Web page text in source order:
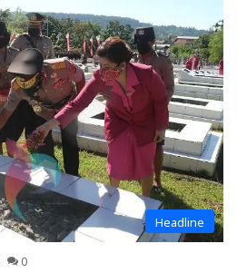
Headline
0